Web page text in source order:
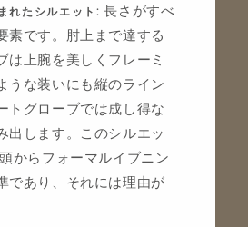
れたシルエット: 長さがすべ
素です。肘上まで達する
は上腕を美しくフレーミ
うな装いにも縦のライン
トグローブでは成し得な
出します。このシルエッ
からフォーマルイブニン
であり、それには理由が